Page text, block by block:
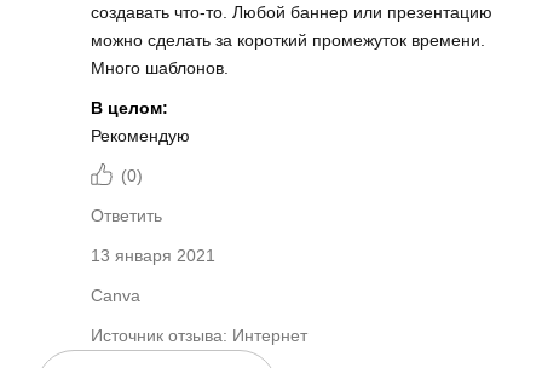
создавать что-то. Любой баннер или презентацию
можно сделать за короткий промежуток времени.
Много шаблонов.
В целом:
Рекомендую
(0)
Ответить
13 января 2021
Canva
Источник отзыва: Интернет